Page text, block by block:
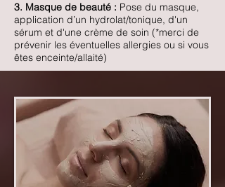
3. Masque de beauté : Pose du masque,
application d’un hydrolat/tonique, d'un
sérum et d'une crème de soin (*merci de
prévenir les éventuelles allergies ou si vous
êtes enceinte/allaité)